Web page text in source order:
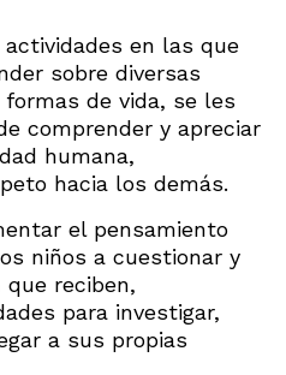
en las que
sobre diversas
de vida, se les
comprender y apreciar
humana,
hacia los demás.
el pensamiento
niños a cuestionar y
reciben,
para investigar,
a sus propias